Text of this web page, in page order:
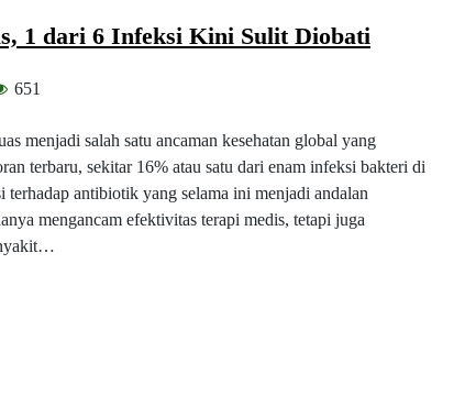
1 dari 6 Infeksi Kini Sulit Diobati
651
menjadi salah satu ancaman kesehatan global yang
terbaru, sekitar 16% atau satu dari enam infeksi bakteri di
antibiotik yang selama ini menjadi andalan
mengancam efektivitas terapi medis, tetapi juga